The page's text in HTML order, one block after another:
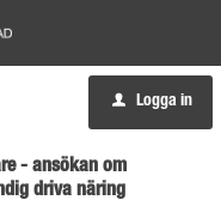
u Logga in
- ansökan om
driva näring